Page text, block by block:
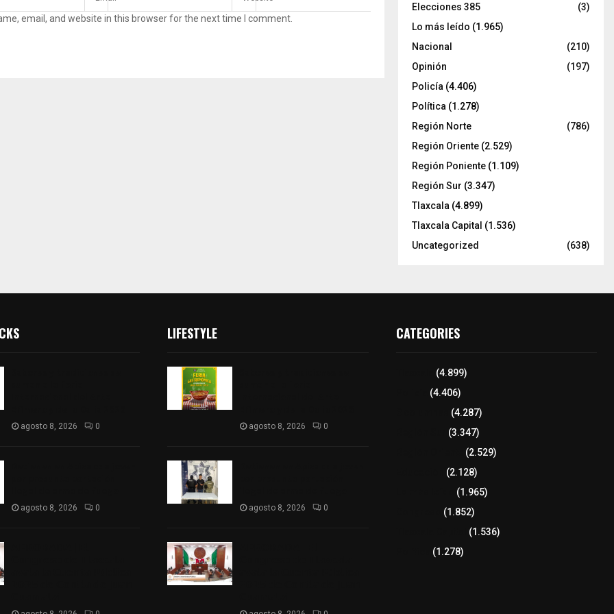
email, and website in this browser for the next time I comment.
Elecciones 385
(3)
Lo más leído (1.965)
Nacional
(210)
Opinión
(197)
Policía (4.406)
Política (1.278)
Región Norte
(786)
Región Oriente (2.529)
Región Poniente (1.109)
Región Sur (3.347)
Tlaxcala (4.899)
Tlaxcala Capital (1.536)
Uncategorized
(638)
agosto 8, 2026 0
agosto 8, 2026 0
LIFESTYLE
agosto 8, 2026 0
agosto 8, 2026 0
CATEGORIES
(4.899)
(4.406)
(4.287)
(3.347)
(2.529)
(2.128)
(1.965)
(1.852)
(1.536)
(1.278)